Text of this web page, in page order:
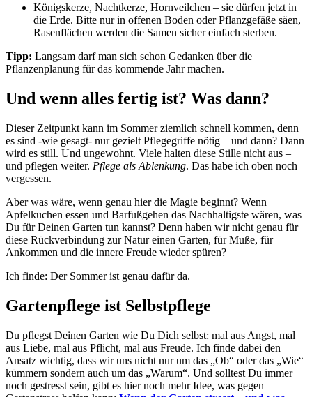
Königskerze, Nachtkerze, Hornveilchen – sie dürfen jetzt in
die Erde. Bitte nur in offenen Boden oder Pflanzgefäße säen,
Rasenflächen werden die Samen sicher einfach sterben.
Tipp: Langsam darf man sich schon Gedanken über die
Pflanzenplanung für das kommende Jahr machen.
Und wenn alles fertig ist? Was dann?
Dieser Zeitpunkt kann im Sommer ziemlich schnell kommen, denn
es sind -wie gesagt- nur gezielt Pflegegriffe nötig – und dann? Dann
wird es still. Und ungewohnt. Viele halten diese Stille nicht aus –
und pflegen weiter. Pflege als Ablenkung. Das habe ich oben noch
vergessen.
Aber was wäre, wenn genau hier die Magie beginnt? Wenn
Apfelkuchen essen und Barfußgehen das Nachhaltigste wären, was
Du für Deinen Garten tun kannst? Denn haben wir nicht genau für
diese Rückverbindung zur Natur einen Garten, für Muße, für
Ankommen und die innere Freude wieder spüren?
Ich finde: Der Sommer ist genau dafür da.
Gartenpflege ist Selbstpflege
Du pflegst Deinen Garten wie Du Dich selbst: mal aus Angst, mal
aus Liebe, mal aus Pflicht, mal aus Freude. Ich finde dabei den
Ansatz wichtig, dass wir uns nicht nur um das „Ob“ oder das „Wie“
kümmern sondern auch um das „Warum“. Und solltest Du immer
noch gestresst sein, gibt es hier noch mehr Idee, was gegen